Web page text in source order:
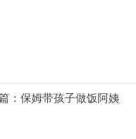
：保姆带孩子做饭阿姨